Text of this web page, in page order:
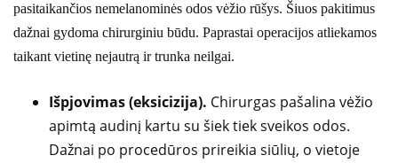
pasitaikančios nemelanominės odos vėžio rūšys. Šiuos pakitimus
dažnai gydoma chirurginiu būdu. Paprastai operacijos atliekamos
taikant vietinę nejautrą ir trunka neilgai.
Išpjovimas (eksicizija). Chirurgas pašalina vėžio
apimtą audinį kartu su šiek tiek sveikos odos.
Dažnai po procedūros prireikia siūlių, o vietoje